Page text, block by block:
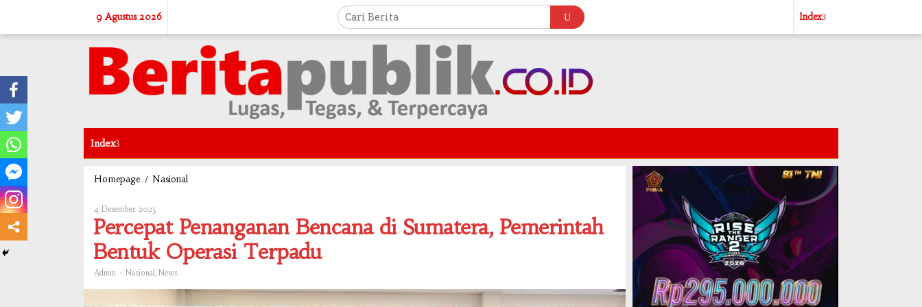
9 Agustus 2026 Index
Index
Homepage / Nasional
di
Sumatera,
Pemerintah
Bentuk
Operasi
4 Desember 2025
Admin
Percepat Penanganan Bencana di Sumatera, Pemerintah
Bentuk Operasi Terpadu
Admin - Nasional, News